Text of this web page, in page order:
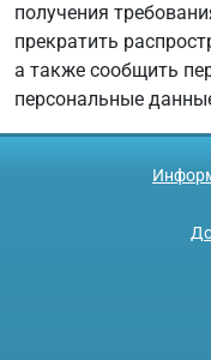
получения
прекратить
а также сообщить
персональные